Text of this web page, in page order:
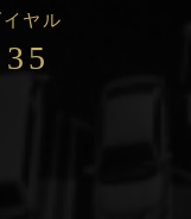
ヤル